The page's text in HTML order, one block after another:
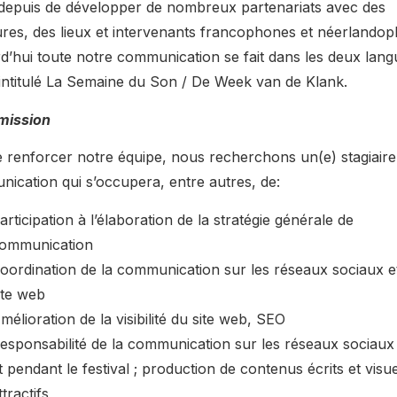
de développer de nombreux partenariats avec des
des lieux et intervenants francophones et
toute notre communication se fait dans les deux
La Semaine du Son / De Week van de Klank.
renforcer notre équipe, nous recherchons un(e)
qui s’occupera, entre autres, de:
à l’élaboration de la stratégie générale de
de la communication sur les réseaux sociaux
web
de la visibilité du site web, SEO
de la communication sur les réseaux
pendant le festival ; production de contenus écrits et